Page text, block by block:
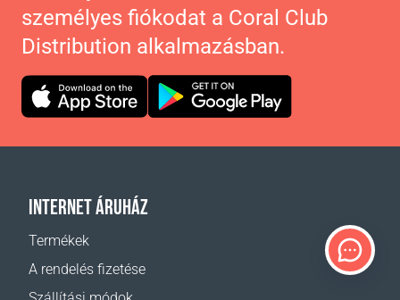
személyes fiókodat a Coral Club
Distribution alkalmazásban.
INTERNET ÁRUHÁZ
Termékek
A rendelés fizetése